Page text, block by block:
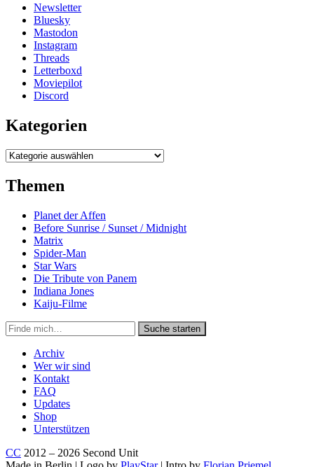
Newsletter
Bluesky
Mastodon
Instagram
Threads
Letterboxd
Moviepilot
Discord
Kategorien
Kategorien
Themen
Planet der Affen
Before Sunrise / Sunset / Midnight
Matrix
Spider-Man
Star Wars
Die Tribute von Panem
Indiana Jones
Kaiju-Filme
Suche
in
https://secondunit-
podcast.de/
Suche starten
Archiv
Wer wir sind
Kontakt
FAQ
Updates
Shop
Unterstützen
CC 2012 – 2026 Second Unit